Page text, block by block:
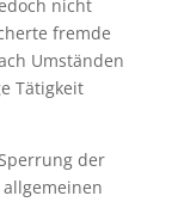
nicht
fremde
Umständen
Tätigkeit
der